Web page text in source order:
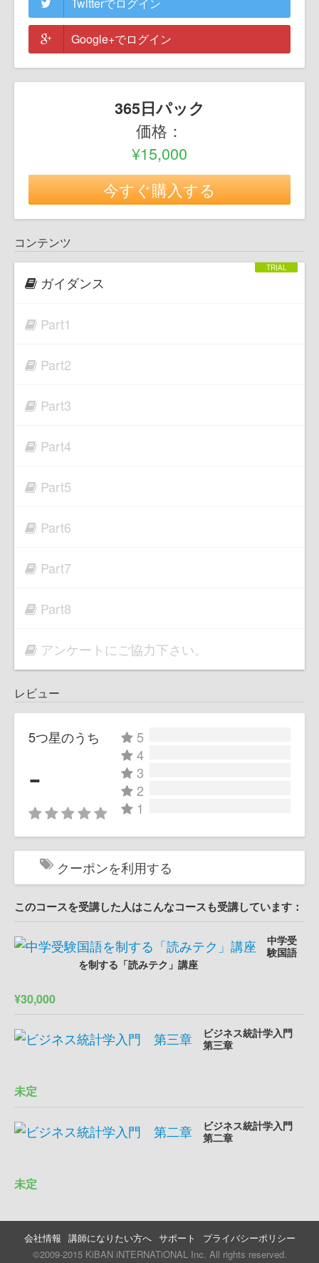
Twitterでログイン
Google+でログイン
365日パック
価格：
¥15,000
今すぐ購入する
コンテンツ
ガイダンス
Part1
Part2
Part3
Part4
Part5
Part6
Part7
Part8
アンケートにご協力下さい。
レビュー
5つ星のうち
-
5
4
3
2
1
クーポンを利用する
このコースを受講した人はこんなコースも受講しています：
中学受
験国語
を制する「読みテク」講座
¥30,000
ビジネス統計学入門
第三章
未定
ビジネス統計学入門
第二章
未定
会社情報 講師になりたい方へ サポート
プライバシーポリシー
©2009-2015 KiBAN iNTERNATiONAL Inc. All rights reserved.